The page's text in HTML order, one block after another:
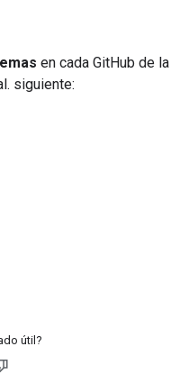
en cada GitHub de la
siguiente:
útil?